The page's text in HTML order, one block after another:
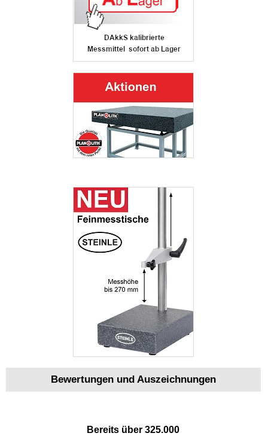
Bewertungen und Auszeichnungen
Bereits über 325.000